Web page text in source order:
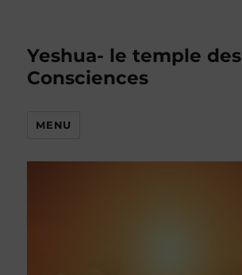
Yeshua- le temple des
Consciences
MENU